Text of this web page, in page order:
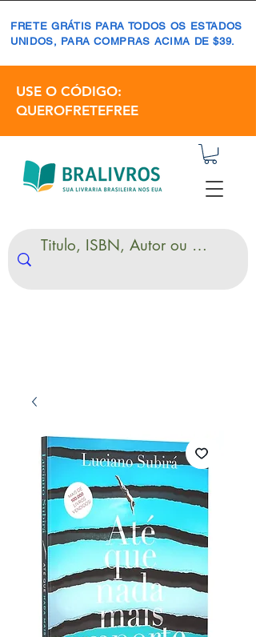
FRETE GRÁTIS PARA TODOS OS ESTADOS
UNIDOS, PARA COMPRAS ACIMA DE $39.
USE O CÓDIGO:
QUEROFRETEFREE